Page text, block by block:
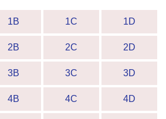
1B 1C 1D
2B 2C 2D
3B 3C 3D
4B 4C 4D